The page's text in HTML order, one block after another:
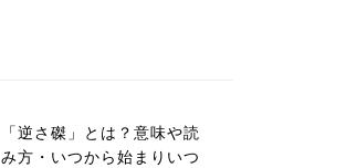
「逆さ磔」とは？意味や読
み方・いつから始まりいつ